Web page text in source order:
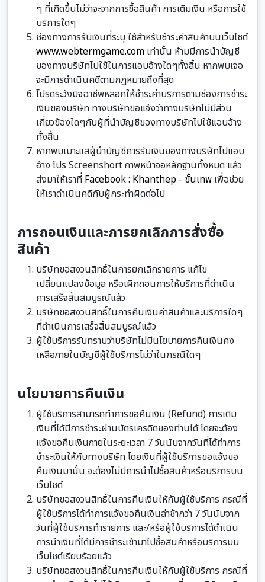
ๆ ที่เกิดขึ้นไม่ว่าจะจากการซื้อสินค้า การเติมเงิน หรือการใช้
บริการใดๆ
ช่องทางการรับเงินที่ระบุ ใช้สำหรับชำระค่าสินค้าบนเว็บไชต์
www.webtermgame.com เท่านั้น ห้ามมีการนำบัญชี
ของทางบริษัทไปใช้ในการแอบอ้างใดๆทั้งสิ้น หากพบเจอ
จะมีการดำเนินคดีตามกฏหมายถึงที่สุด
โปรดระวังมิจฉาชีพหลอกให้ชำระค่าบริการตามช่องการชำระ
เงินของบริษัท ทางบริษัทขอแจ้งว่าทางบริษัทไม่มีส่วน
เกี่ยวข้องใดๆกับผู้ที่นำบัญชีของทางบริษัทไปใช้แอบอ้าง
ทั้งสิ้น
หากพบเบาะแสผู้นำบัญชีการรับเงินของทางบริษัทไปแอบ
อ้าง โปร Screenshort ภาพหน้าจอหลักฐานทั้งหมด แล้ว
ส่งมาให้เราที่ Facebook : Khanthep - ขั้นเทพ เพื่อช่วย
ให้เราดำเนินคดีกับผู้กระทำผิดต่อไป
การถอนเงินและการยกเลิกการสั่งซื้อ
สินค้า
บริษัทขอสงวนสิทธิ์ในการยกเลิกรายการ แก้ไข
เปลี่ยนแปลงข้อมูล หรือเผิกถอนการให้บริการที่ดำเนิน
การเสร็จสิ้นสมบูรณ์แล้ว
บริษัทขอสงวนสิทธิ์ในการคืนเงินค่าสินค้าและบริการใดๆ
ที่ดำเนินการเสร็จสิ้นสมบูรณ์แล้ว
ผู้ใช้บริการรับทราบว่าบริษัทไม่มีนโยบายการคืนเงินคง
เหลือภายในบัญชีผู้ใช้บริการไม่ว่าในกรณีใดๆ
นโยบายการคืนเงิน
ผู้ใช้บริการสามารถทำการขอคืนเงิน (Refund) การเติม
เงินที่ได้มีการชำระผ่านบัตรเครดิตของท่านได้ โดยจะต้อง
แจ้งขอคืนเงินภายในระยะเวลา 7 วันนับจากวันที่ได้ทำการ
ชำระเงินให้กับทางบริษัท โดยเงินที่ผู้ใช้บริการขอแจ้งขอ
คืนเงินมานั้น จะต้องไม่มีการนำไปซื้อสินค้าหรือบริการบน
เว็บไชต์
บริษัทขอสงวนสิทธิ์ในการคืนเงินให้กับผู้ใช้บริการ กรณีที่
ผู้ใช้บริการได้ทำการแจ้งขอคืนเงินล่าช้ากว่า 7 วันนับจาก
วันที่ผู้ใช้บริการทำรายการ และ/หรือผู้ใช้บริการได้ดำเนิน
การนำเงินที่ได้มีการชำระเข้ามาไปซื้อสินค้าหรือบริการบน
เว็บไชต์เรียบร้อยแล้ว
บริษัทขอสงวนสิทธิ์ในการคืนเงินให้กับผู้ใช้บริการ กรณีที่